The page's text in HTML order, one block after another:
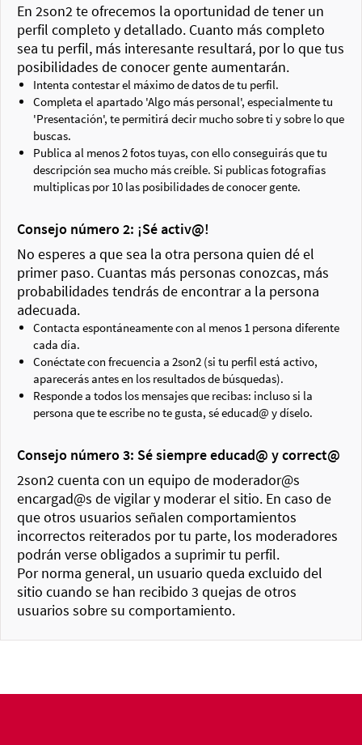
En 2son2 te ofrecemos la oportunidad de tener un
perfil completo y detallado. Cuanto más completo
sea tu perfil, más interesante resultará, por lo que tus
posibilidades de conocer gente aumentarán.
Intenta contestar el máximo de datos de tu perfil.
Completa el apartado 'Algo más personal', especialmente tu
'Presentación', te permitirá decir mucho sobre ti y sobre lo que
buscas.
Publica al menos 2 fotos tuyas, con ello conseguirás que tu
descripción sea mucho más creíble. Si publicas fotografías
multiplicas por 10 las posibilidades de conocer gente.
Consejo número 2: ¡Sé activ@!
No esperes a que sea la otra persona quien dé el
primer paso. Cuantas más personas conozcas, más
probabilidades tendrás de encontrar a la persona
adecuada.
Contacta espontáneamente con al menos 1 persona diferente
cada día.
Conéctate con frecuencia a 2son2 (si tu perfil está activo,
aparecerás antes en los resultados de búsquedas).
Responde a todos los mensajes que recibas: incluso si la
persona que te escribe no te gusta, sé educad@ y díselo.
Consejo número 3: Sé siempre educad@ y correct@
2son2 cuenta con un equipo de moderador@s
encargad@s de vigilar y moderar el sitio. En caso de
que otros usuarios señalen comportamientos
incorrectos reiterados por tu parte, los moderadores
podrán verse obligados a suprimir tu perfil.
Por norma general, un usuario queda excluido del
sitio cuando se han recibido 3 quejas de otros
usuarios sobre su comportamiento.